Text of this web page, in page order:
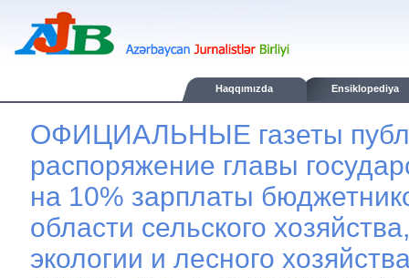
Haqqımızda Ensiklopediya
ОФИЦИАЛЬНЫЕ газеты
распоряжение главы
на 10% зарплаты
области сельского
экологии и лесного